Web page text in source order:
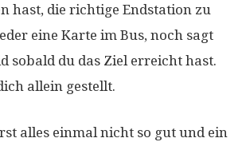
hast, die richtige Endstation zu
eine Karte im Bus, noch sagt
sobald du das Ziel erreicht hast.
allein gestellt.
alles einmal nicht so gut und ein